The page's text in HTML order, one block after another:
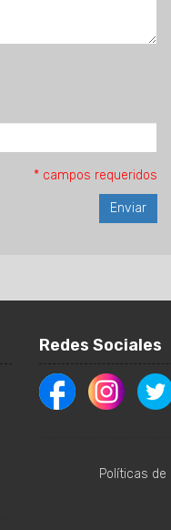
* campos requeridos
Redes Sociales
Políticas de